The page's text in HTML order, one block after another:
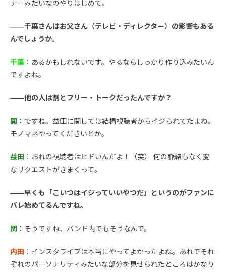
ナーみたいなのやりはじめて。
――千葉さんはお父さん（テレビ・ディレクター）の影響もある
んでしょうか。
千葉 ：あるかもしれないです。やるならしっかり作り込みたいん
ですよね。
――他の人は割とフリー・トークだったんですか？
関 ：ですね。益田に関しては結構視聴者からイジられてたよね。
モノマネやってくださいとか。
益田 ：おれの視聴者はヒドいんだよ！（笑） 何の脈絡もなく変
なリクエストがきまくって。
――早くも「こいつはイジっていいやつだ」というのがファンに
バレ始めてるんですね。
関 ：そうですね、バンド内でもそうなんで。
内田 ：インスタライブは本当にやってよかったよね。あれでそれ
ぞれのパーソナリティみたいな部分を見せられたところはかなり